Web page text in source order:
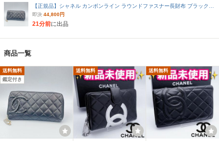
即決 44,800円
21分前に出品
商品一覧
送料無料
鑑定付き
送料無料 送料無料